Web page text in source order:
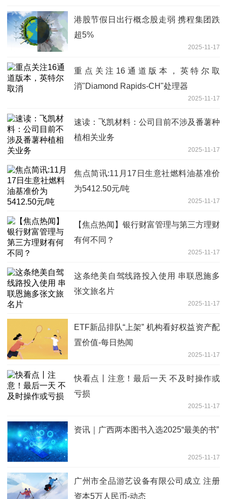
港股节假日出行概念股走弱 携程集团跌
超5%
2025-11-17
重点关注16通道版本，英特尔取
消"Diamond Rapids-CH"处理器
2025-11-17
速读：飞凯材料：公司目前不涉及番薯种
植相关业务
2025-11-17
焦点简讯:11月17日生意社燃料油基准价
为5412.50元/吨
2025-11-17
【焦点热闻】银行财富管理与第三方理财
有何不同？
2025-11-17
这条绝美自驾线路投入使用 串联恩施多
张文旅名片
2025-11-17
ETF新品排队“上架” 机构看好权益资产配
置价值-每日热闻
2025-11-17
快看点丨注意！最后一天 不及时操作或
亏损
2025-11-17
资讯｜广西两本图书入选2025“最美的书”
2025-11-17
广州市全品游艺设备有限公司成立 注册
资本5万人民币-动态